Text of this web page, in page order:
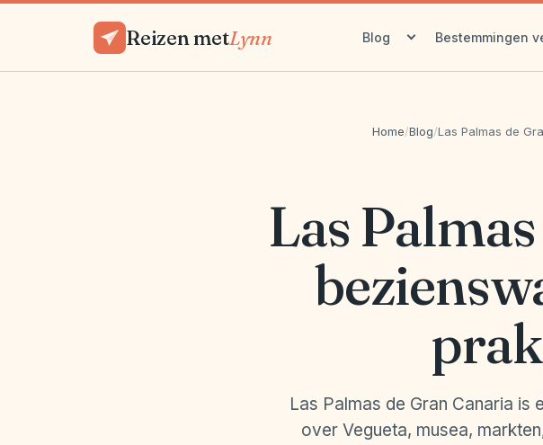
Reizen metLynn Blog Bestemmingen
Home/Blog/Las Palmas de
Las
Las Palmas de Gran Canaria is
over Vegueta, musea,